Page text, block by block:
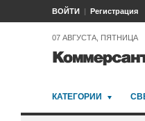
ВОЙТИ Регистрация
07 АВГУСТА, ПЯТНИЦА
КАТЕГОРИИ